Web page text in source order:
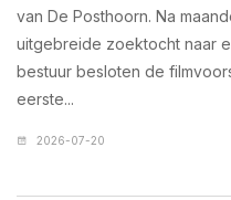
van De Posthoorn. Na
uitgebreide zoektocht naar
bestuur besloten de
eerste...
2026-07-20